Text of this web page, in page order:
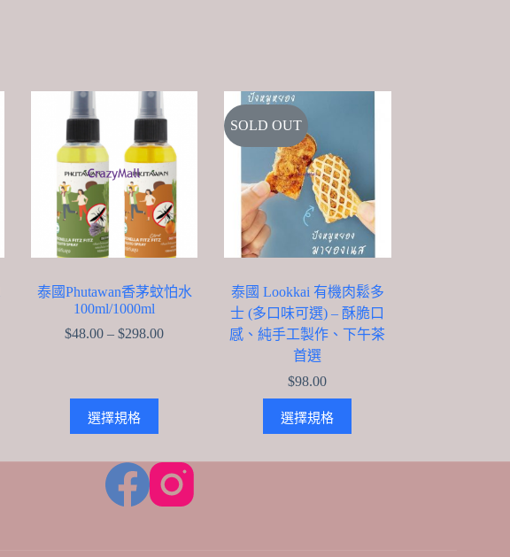
泰國Phutawan香茅蚊怕水
100ml/1000ml
$48.00 – $298.00Price
選擇規格
product
has
variants.
The
options
SOLD OUT
泰國 Lookkai 有機肉鬆多
士 (多口味可選) – 酥脆口
感、純手工製作、下午茶
首選
$98.00
選擇規格
product
has